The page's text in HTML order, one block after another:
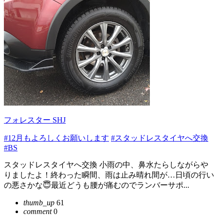
フォレスター SHJ
#12月もよろしくお願いします #スタッドレスタイヤへ交換
#BS
スタッドレスタイヤへ交換 小雨の中、鼻水たらしながらや
りましたよ！終わった瞬間、雨は止み晴れ間が…日頃の行い
の悪さかな😇最近どうも腰が痛むのでランバーサポ...
thumb_up 61
comment0